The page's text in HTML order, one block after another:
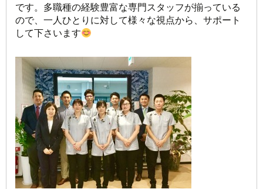
です。多職種の経験豊富な専門スタッフが揃っている
ので、一人ひとりに対して様々な視点から、サポート
して下さいます